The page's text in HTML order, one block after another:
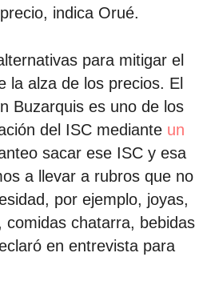
indica Orué.
para mitigar el
la alza de los precios. El
Buzarquis es uno de los
del ISC mediante un
sacar ese ISC y esa
a llevar a rubros que no
por ejemplo, joyas,
comidas chatarra, bebidas
en entrevista para